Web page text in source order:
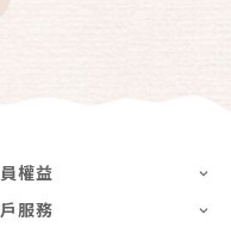
權益
服務